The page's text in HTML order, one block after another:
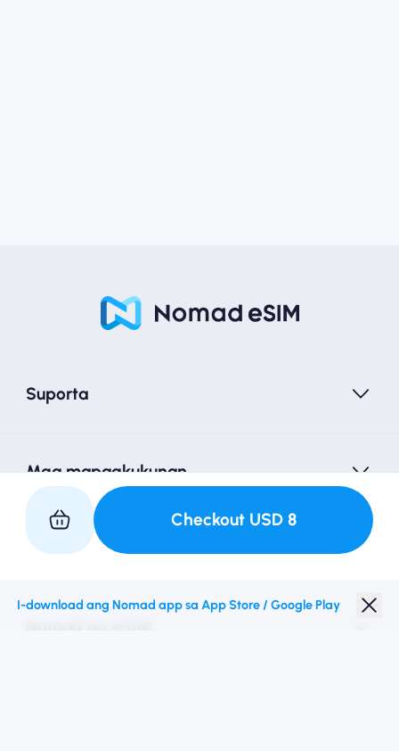
Checkout USD 8
Suporta
Mga mapagkukunan
Kasosyo sa Amin
I-download ang Nomad app sa App Store / Google Play